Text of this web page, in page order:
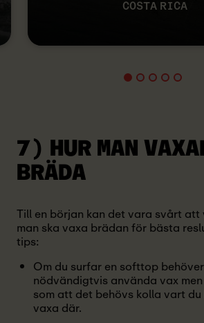
COSTA RICA
7) HUR MAN
BRÄDA
Till en början kan det vara svårt att
man ska vaxa brädan för bästa
tips:
Om du surfar en softtop
nödvändigtvis använda vax
som att det behövs kolla vart
vaxa där.